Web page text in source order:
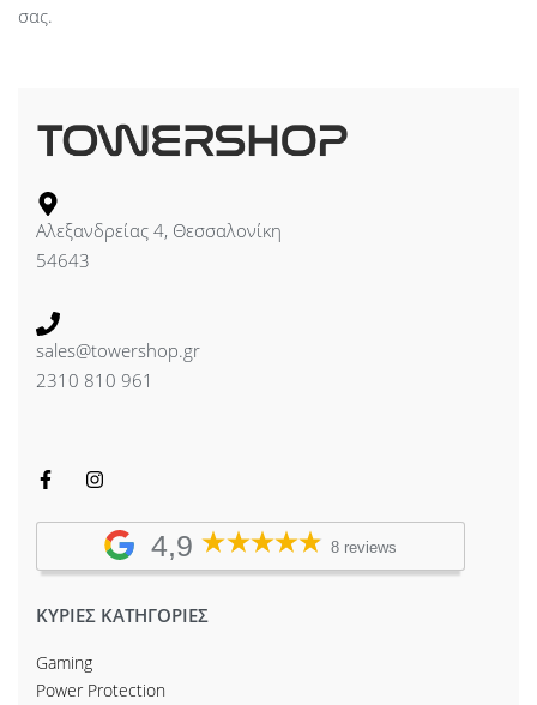
σας.
Αλεξανδρείας 4, Θεσσαλονίκη
54643
sales@towershop.gr
2310 810 961
4,9 8 reviews
ΚΥΡΙΕΣ ΚΑΤΗΓΟΡΙΕΣ
Gaming
Power Protection